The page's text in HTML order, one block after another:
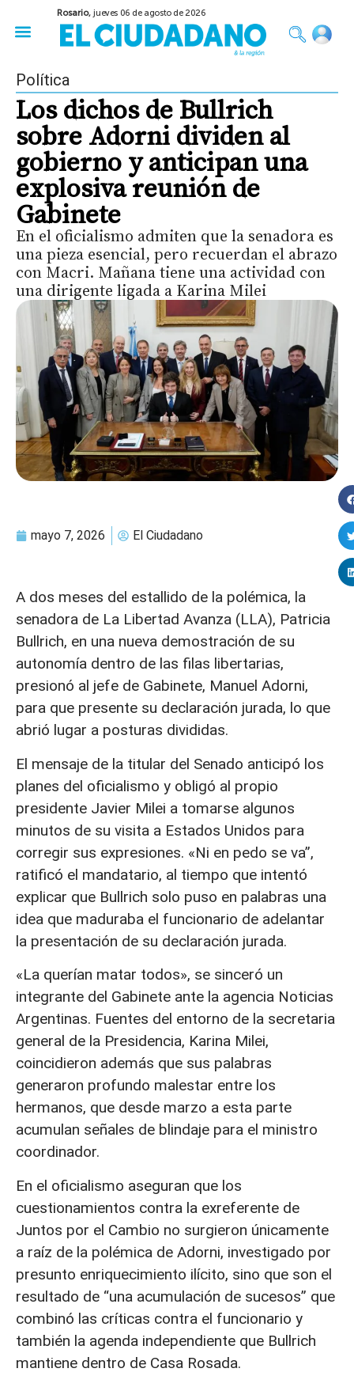
Rosario,jueves 06 de agosto de 2026
Política
Los dichos de Bullrich
sobre Adorni dividen al
gobierno y anticipan una
explosiva reunión de
Gabinete
En el oficialismo admiten que la senadora es
una pieza esencial, pero recuerdan el abrazo
con Macri. Mañana tiene una actividad con
una dirigente ligada a Karina Milei
mayo 7, 2026 El Ciudadano
A dos meses del estallido de la polémica, la
senadora de La Libertad Avanza (LLA), Patricia
Bullrich, en una nueva demostración de su
autonomía dentro de las filas libertarias,
presionó al jefe de Gabinete, Manuel Adorni,
para que presente su declaración jurada, lo que
abrió lugar a posturas divididas.
El mensaje de la titular del Senado anticipó los
planes del oficialismo y obligó al propio
presidente Javier Milei a tomarse algunos
minutos de su visita a Estados Unidos para
corregir sus expresiones. «Ni en pedo se va”,
ratificó el mandatario, al tiempo que intentó
explicar que Bullrich solo puso en palabras una
idea que maduraba el funcionario de adelantar
la presentación de su declaración jurada.
«La querían matar todos», se sinceró un
integrante del Gabinete ante la agencia Noticias
Argentinas. Fuentes del entorno de la secretaria
general de la Presidencia, Karina Milei,
coincidieron además que sus palabras
generaron profundo malestar entre los
hermanos, que desde marzo a esta parte
acumulan señales de blindaje para el ministro
coordinador.
En el oficialismo aseguran que los
cuestionamientos contra la exreferente de
Juntos por el Cambio no surgieron únicamente
a raíz de la polémica de Adorni, investigado por
presunto enriquecimiento ilícito, sino que son el
resultado de “una acumulación de sucesos” que
combinó las críticas contra el funcionario y
también la agenda independiente que Bullrich
mantiene dentro de Casa Rosada.